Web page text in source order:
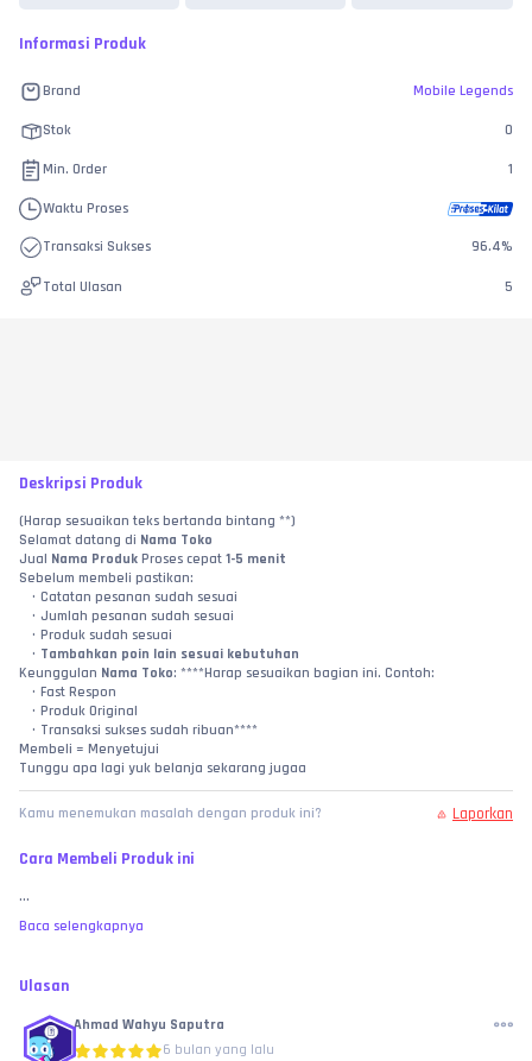
Informasi Produk
Brand Mobile Legends
Stok 0
Min. Order 1
Waktu Proses
Transaksi Sukses 96.4%
Total Ulasan 5
Deskripsi Produk
(Harap sesuaikan teks bertanda bintang **)
Selamat datang di Nama Toko
Jual Nama Produk Proses cepat 1-5 menit
Sebelum membeli pastikan:
Catatan pesanan sudah sesuai
Jumlah pesanan sudah sesuai
Produk sudah sesuai
Tambahkan poin lain sesuai kebutuhan
Keunggulan Nama Toko: ****Harap sesuaikan bagian ini. Contoh:
Fast Respon
Produk Original
Transaksi sukses sudah ribuan****
Membeli = Menyetujui
Tunggu apa lagi yuk belanja sekarang jugaa
Kamu menemukan masalah dengan produk ini? Laporkan
Cara Membeli Produk ini
...
Baca selengkapnya
Ulasan
Ahmad Wahyu Saputra
6 bulan yang lalu